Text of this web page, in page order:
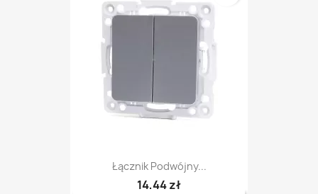
Łącznik Podwójny...
14,44 zł